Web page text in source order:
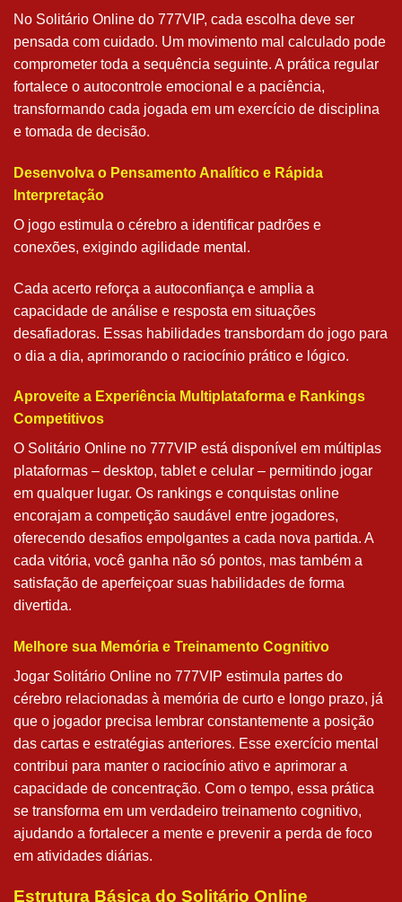
No Solitário Online do 777VIP, cada escolha deve ser
pensada com cuidado. Um movimento mal calculado pode
comprometer toda a sequência seguinte. A prática regular
fortalece o autocontrole emocional e a paciência,
transformando cada jogada em um exercício de disciplina
e tomada de decisão.
Desenvolva o Pensamento Analítico e Rápida
Interpretação
O jogo estimula o cérebro a identificar padrões e
conexões, exigindo agilidade mental.
Cada acerto reforça a autoconfiança e amplia a
capacidade de análise e resposta em situações
desafiadoras. Essas habilidades transbordam do jogo para
o dia a dia, aprimorando o raciocínio prático e lógico.
Aproveite a Experiência Multiplataforma e Rankings
Competitivos
O Solitário Online no 777VIP está disponível em múltiplas
plataformas – desktop, tablet e celular – permitindo jogar
em qualquer lugar. Os rankings e conquistas online
encorajam a competição saudável entre jogadores,
oferecendo desafios empolgantes a cada nova partida. A
cada vitória, você ganha não só pontos, mas também a
satisfação de aperfeiçoar suas habilidades de forma
divertida.
Melhore sua Memória e Treinamento Cognitivo
Jogar Solitário Online no 777VIP estimula partes do
cérebro relacionadas à memória de curto e longo prazo, já
que o jogador precisa lembrar constantemente a posição
das cartas e estratégias anteriores. Esse exercício mental
contribui para manter o raciocínio ativo e aprimorar a
capacidade de concentração. Com o tempo, essa prática
se transforma em um verdadeiro treinamento cognitivo,
ajudando a fortalecer a mente e prevenir a perda de foco
em atividades diárias.
Estrutura Básica do Solitário Online